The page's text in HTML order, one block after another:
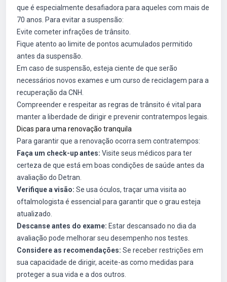
que é especialmente desafiadora para aqueles com mais de
70 anos. Para evitar a suspensão:
Evite cometer infrações de trânsito.
Fique atento ao limite de pontos acumulados permitido
antes da suspensão.
Em caso de suspensão, esteja ciente de que serão
necessários novos exames e um curso de reciclagem para a
recuperação da CNH.
Compreender e respeitar as regras de trânsito é vital para
manter a liberdade de dirigir e prevenir contratempos legais.
Dicas para uma renovação tranquila
Para garantir que a renovação ocorra sem contratempos:
Faça um check-up antes: Visite seus médicos para ter
certeza de que está em boas condições de saúde antes da
avaliação do Detran.
Verifique a visão: Se usa óculos, traçar uma visita ao
oftalmologista é essencial para garantir que o grau esteja
atualizado.
Descanse antes do exame: Estar descansado no dia da
avaliação pode melhorar seu desempenho nos testes.
Considere as recomendações: Se receber restrições em
sua capacidade de dirigir, aceite-as como medidas para
proteger a sua vida e a dos outros.